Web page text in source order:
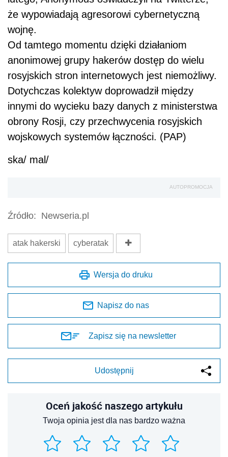
że wypowiadają agresorowi cybernetyczną
wojnę.
Od tamtego momentu dzięki działaniom
anonimowej grupy hakerów dostęp do wielu
rosyjskich stron internetowych jest niemożliwy.
Dotychczas kolektyw doprowadził między
innymi do wycieku bazy danych z ministerstwa
obrony Rosji, czy przechwycenia rosyjskich
wojskowych systemów łączności. (PAP)
ska/ mal/
AUTOPROMOCJA
Źródło: Newseria.pl
atak hakerski cyberatak
Wersja do druku
Napisz do nas
Zapisz się na newsletter
Udostępnij
Oceń jakość naszego artykułu
Twoja opinia jest dla nas bardzo ważna